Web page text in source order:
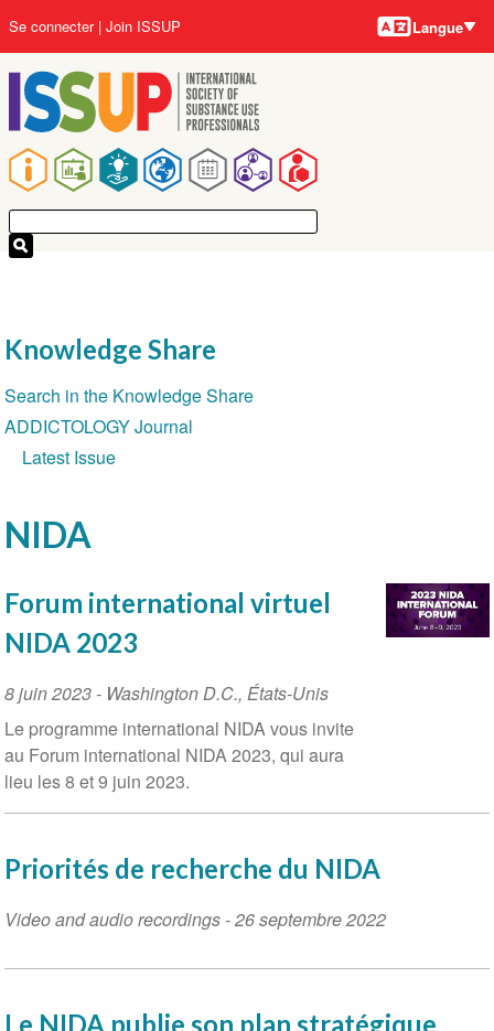
au
contenu
principal
Main
navigation
User
account
menu
Se connecter Join ISSUP Langues
Langue
NIDA
Forum international virtuel
NIDA 2023
Event
Date
8 juin 2023- Washington D.C., États-Unis
Le programme international NIDA vous invite
au Forum international NIDA 2023, qui aura
lieu les 8 et 9 juin 2023.
Priorités de recherche du NIDA
Video and audio recordings-26 septembre 2022
Le NIDA publie son plan stratégique
Knowledge Share
Section
navigation
Search in the Knowledge Share
ADDICTOLOGY Journal
Latest Issue